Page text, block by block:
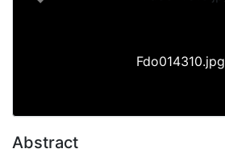
Fdo014310.jpg
Previous
Abstract